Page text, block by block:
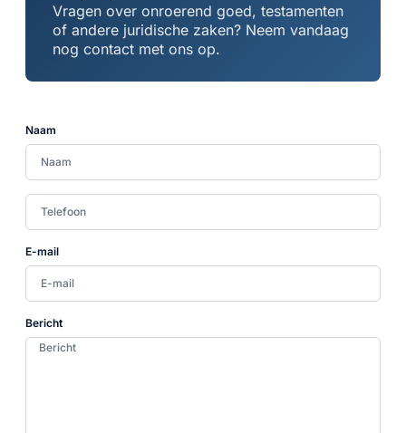
Vragen over onroerend goed, testamenten
of andere juridische zaken? Neem vandaag
nog contact met ons op.
Naam
E-mail
Bericht